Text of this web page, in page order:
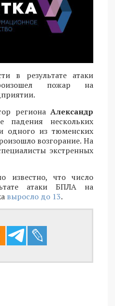
в результате атаки
пожар на
региона Александр
падения нескольких
одного из тюменских
возгорание. На
экстренных
известно, что число
атаки БПЛА на
выросло до 13.